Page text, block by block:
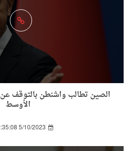
الصين تطالب واشنطن بالتوقف عن
الأوسط
5/10/2023 2:35:08 PM